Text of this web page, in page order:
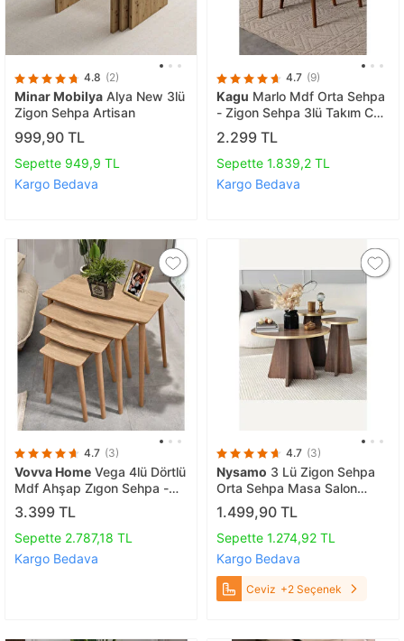
4.8 (2)
Minar Mobilya Alya New 3lü
Zigon Sehpa Artisan
999,90 TL
Sepette 949,9 TL
Kargo Bedava
4.7 (9)
Kagu Marlo Mdf Orta Sehpa
- Zigon Sehpa 3lü Takım Cnc
İşleme
2.299 TL
Sepette 1.839,2 TL
Kargo Bedava
4.7 (3)
Vovva Home Vega 4lü Dörtlü
Mdf Ahşap Zi̇gon Sehpa -
Meşe
3.399 TL
Sepette 2.787,18 TL
Kargo Bedava
4.7 (3)
Nysamo 3 Lü Zigon Sehpa
Orta Sehpa Masa Salon
Sehpası Ceviz
1.499,90 TL
Sepette 1.274,92 TL
Kargo Bedava
Ceviz +2 Seçenek